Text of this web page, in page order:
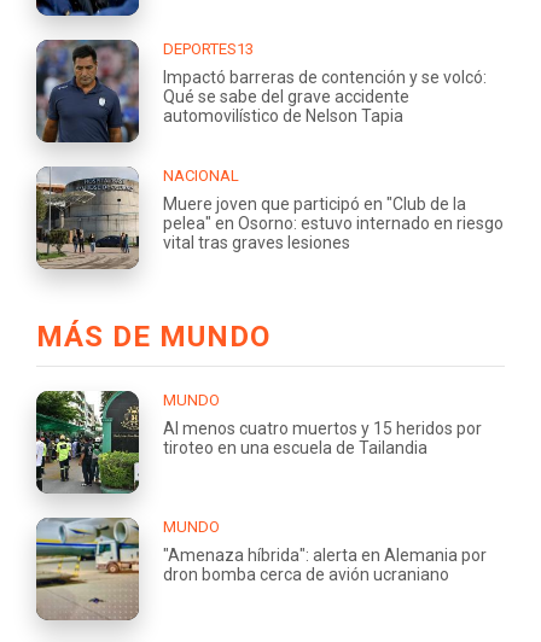
DEPORTES13
Impactó barreras de contención y se volcó:
Qué se sabe del grave accidente
automovilístico de Nelson Tapia
NACIONAL
Muere joven que participó en "Club de la
pelea" en Osorno: estuvo internado en riesgo
vital tras graves lesiones
MÁS DE MUNDO
MUNDO
Al menos cuatro muertos y 15 heridos por
tiroteo en una escuela de Tailandia
MUNDO
"Amenaza híbrida": alerta en Alemania por
dron bomba cerca de avión ucraniano